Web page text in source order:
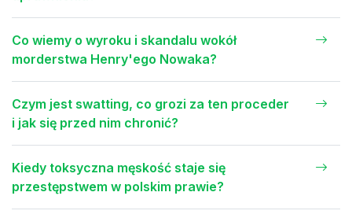
Co wiemy o wyroku i skandalu wokół
morderstwa Henry'ego Nowaka?
Czym jest swatting, co grozi za ten proceder
i jak się przed nim chronić?
Kiedy toksyczna męskość staje się
przestępstwem w polskim prawie?